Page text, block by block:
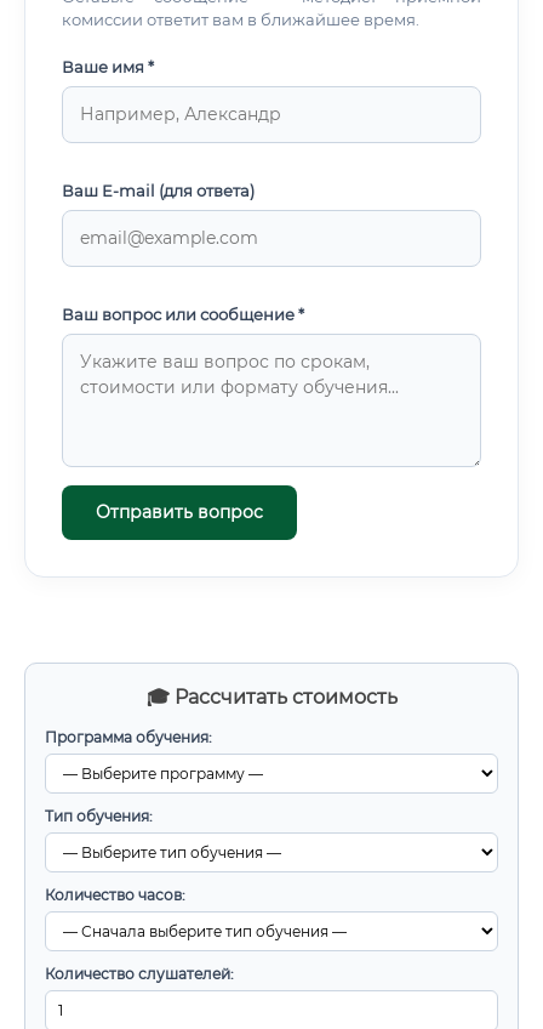
🎓 Рассчитать стоимость
Программа обучения:
Тип обучения:
Количество часов:
Количество слушателей:
комиссии ответит вам в ближайшее время.
Ваше имя *
Ваш E-mail (для ответа)
Ваш вопрос или сообщение *
Отправить вопрос